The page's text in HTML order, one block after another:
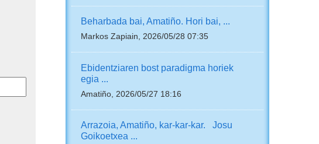
Beharbada bai, Amatiño. Hori bai, ...
Markos Zapiain, 2026/05/28 07:35
Ebidentziaren bost paradigma horiek
egia ...
Amatiño, 2026/05/27 18:16
Arrazoia, Amatiño, kar-kar-kar. Josu
Goikoetxea ...